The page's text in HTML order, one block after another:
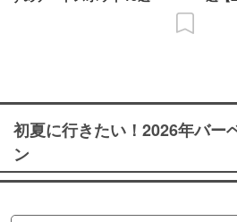
初夏に行きたい！2026年バー
ン